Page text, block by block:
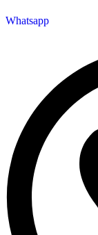
Whatsapp